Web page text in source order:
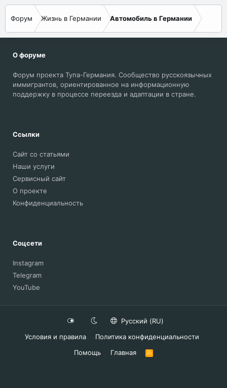
Форум Жизнь в Германии Автомобиль в Германии
О форуме
Форум проекта Тупа-Германия. Сообщество русскоязычных
иммигрантов, ориентированное на информационную
поддержку в процессе переезда и адаптации в стране.
Ссылки
Сайт со статьями
Наши услуги
Сервисный сайт
О проекте
Конфиденциальность
Соцсети
Instagram
Telegram
YouTube
Русский (RU)
Условия и правила
Политика конфиденциальности
Помощь
Главная
R
S